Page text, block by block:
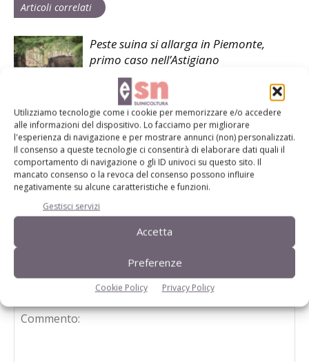
Utilizziamo tecnologie come i cookie per memorizzare e/o accedere
alle informazioni del dispositivo. Lo facciamo per migliorare
l'esperienza di navigazione e per mostrare annunci (non) personalizzati.
Il consenso a queste tecnologie ci consentirà di elaborare dati quali il
comportamento di navigazione o gli ID univoci su questo sito. Il
mancato consenso o la revoca del consenso possono influire
negativamente su alcune caratteristiche e funzioni.
Gestisci servizi
Accetta
Preferenze
Cookie Policy Privacy Policy
Articoli correlati
Peste suina si allarga in Piemonte,
primo caso nell’Astigiano
Direttiva nitrati, Italia ancora sotto
osservazione
Fieragricola 2022 punta su tecnologia e
sostenibilità
LASCIA UN COMMENTO